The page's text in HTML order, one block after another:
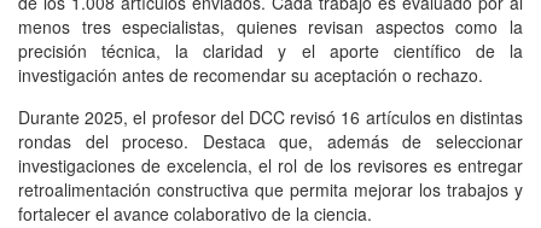
menos tres especialistas, quienes revisan aspectos como la
precisión técnica, la claridad y el aporte científico de la
investigación antes de recomendar su aceptación o rechazo.
Durante 2025, el profesor del DCC revisó 16 artículos en distintas
rondas del proceso. Destaca que, además de seleccionar
investigaciones de excelencia, el rol de los revisores es entregar
retroalimentación constructiva que permita mejorar los trabajos y
fortalecer el avance colaborativo de la ciencia.